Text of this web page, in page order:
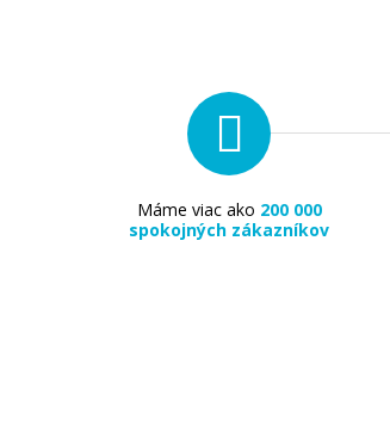
Máme viac ako 200 000
spokojných zákazníkov